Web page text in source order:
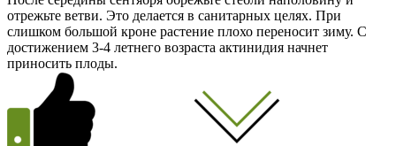
отрежьте ветви. Это делается в санитарных целях. При
слишком большой кроне растение плохо переносит зиму. С
достижением 3-4 летнего возраста актинидия начнет
приносить плоды.